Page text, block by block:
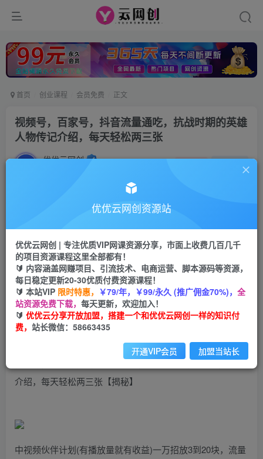
首页 创业课程 会员免费 正文
视频号，百家号，抖音流量通吃，抗战时期的英雄
人物传记介绍，每天轻松两三张
优优云网创 私信
云币9.9云币99
会员免费
立即购买
您当前未登录！建议登陆后购买，可保存购买订单
视频号，百家号，抖音流量通吃，抗战时期的英雄人物传记
介绍，每天轻松两三张【揭秘】
中视频伙伴计划(有播放量就有收益)一万招放3到20块，流量
优优云网创资源站
优优云网创 | 专注优质VIP网课资源分享，市面上收费几百几千
的项目资源课程这里全部都有！
🔰 内容涵盖网赚项目、引流技术、电商运营、脚本源码等资源，
每日稳定更新20-30优质付费资源课程！
🔰 本站VIP 限时特惠， ￥79/年，￥99/永久 (推广佣金70%)， 全
站资源免费下载， 每天更新，欢迎加入！
🔰 优优云分享开放加盟，搭建一个和优优云网创一样的知识付
费， 站长微信：58663435
开通VIP会员 加盟当站长